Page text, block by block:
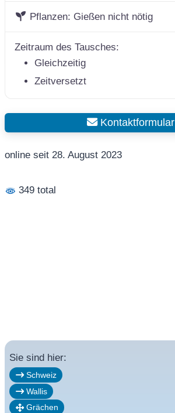
Pflanzen: Gießen nicht nötig
Zeitraum des Tausches:
Gleichzeitig
Zeitversetzt
Kontaktformular
online seit 28. August 2023
349 total
Sie sind hier:
Schweiz
Wallis
Grächen